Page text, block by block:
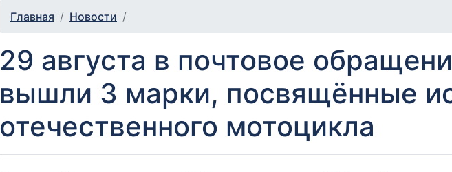
Главная Новости
29 августа в почтовое
вышли 3 марки, посвящённые
отечественного мотоцикла